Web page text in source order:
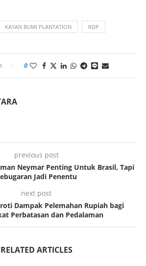
KAYAN BUMI PLANTATION RDP
0
previous post
Neymar Penting Untuk Brasil, Tapi
Jadi Penentu
next post
Dampak Pelemahan Rupiah bagi
Perbatasan dan Pedalaman
RELATED ARTICLES